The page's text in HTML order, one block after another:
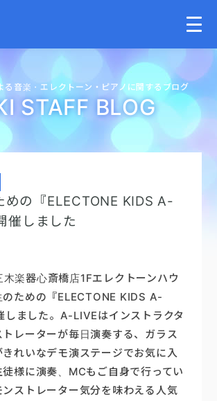
る音楽・エレクトーン・ ピアノに関するブログ
STAFF BLOG
めの『ELECTONE KIDS A-
催しました
楽器心斎橋店1Fエレクトーンハウ
のための『ELECTONE KIDS A-
しました。A-LIVEはインストラクタ
レーターが毎日演奏する、ガラス
れいなデモ演ステージでお気に入
徒様に演奏、MCもご自身で行ってい
ストレーター気分を味わえる人気